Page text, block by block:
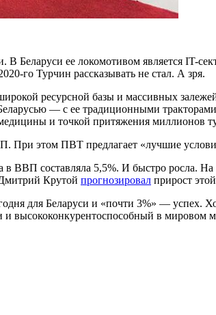
Беларуси ее локомотивом является IT-
го Турчин рассказывать не стал. А зря.
ресурсной базы и массивных
— с ее традиционными
и точкой притяжения миллионов
этом ПВТ предлагает «лучшие
в ВВП составляла 5,5%. И быстро росла.
Крутой прогнозировал прирост
для Беларуси и «почти 3%» — успех.
высококонкурентоспособный в мировом